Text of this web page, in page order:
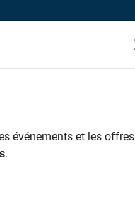
qualité
événements et les offres
.